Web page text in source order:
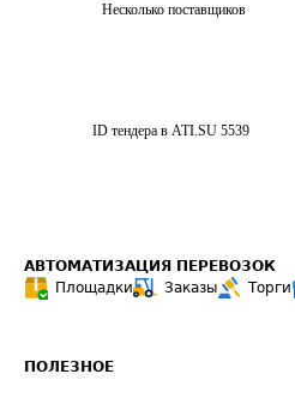
Несколько поставщиков
ID тендера в ATI.SU 5539
АВТОМАТИЗАЦИЯ ПЕРЕВОЗОК
Площадки
Заказы Торги
ПОЛЕЗНОЕ